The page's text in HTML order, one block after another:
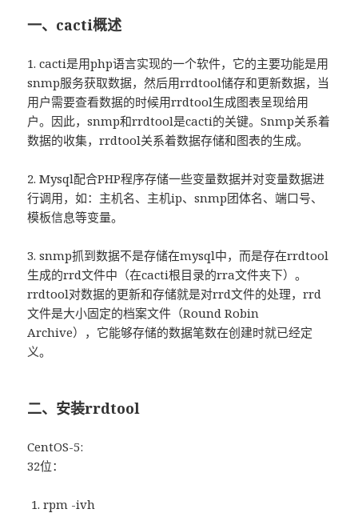
一、cacti概述
1. cacti是用php语言实现的一个软件，它的主要功能是用
snmp服务获取数据，然后用rrdtool储存和更新数据，当
用户需要查看数据的时候用rrdtool生成图表呈现给用
户。因此，snmp和rrdtool是cacti的关键。Snmp关系着
数据的收集，rrdtool关系着数据存储和图表的生成。
2. Mysql配合PHP程序存储一些变量数据并对变量数据进
行调用，如：主机名、主机ip、snmp团体名、端口号、
模板信息等变量。
3. snmp抓到数据不是存储在mysql中，而是存在rrdtool
生成的rrd文件中（在cacti根目录的rra文件夹下）。
rrdtool对数据的更新和存储就是对rrd文件的处理，rrd
文件是大小固定的档案文件（Round Robin
Archive），它能够存储的数据笔数在创建时就已经定
义。
二、安装rrdtool
CentOS-5:
32位：
rpm -ivh